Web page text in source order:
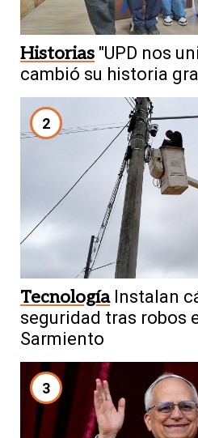
Historias "UPD nos
cambió su historia
2
Tecnología Instalan
seguridad tras robos
Sarmiento
3